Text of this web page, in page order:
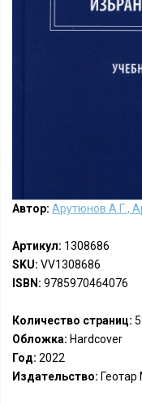
Автор: Арутюнов А.Г.,
Артикул: 1308686
SKU: VV1308686
ISBN: 9785970464076
Количество страниц:
Обложка: Hardcover
Год: 2022
Издательство: